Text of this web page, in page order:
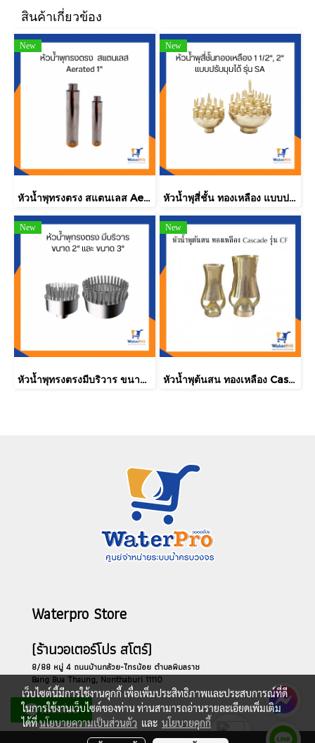
สินค้าเกี่ยวข้อง
New
หัวน้ำพุทรงตรง สแตนเลส Aerated 1"
New
หัวน้ำพุสี่ชั้น ทองเหลือง แบบปรับมุมได้ รุ่น SA
New
หัวน้ำพุทรงตรงมีบริวาร ขนาด 2 นิ้ว เเละขนาด 3 นิ้ว (น้ำออกแบบทรงสาน)
New
หัวน้ำพุต้นสน ทองเหลือง Cascade รุ่น CF
Waterpro Store
(ร้านวอเตอร์โปร สโตร์)
8/88 หมู่ 4 ถนนบ้านกล้วย-ไทรน้อย ตำบลพิมลราช
Bang Bua Thaung, Nonthaburi 11110
เว็บไซต์นี้มีการใช้งานคุกกี้ เพื่อเพิ่มประสิทธิภาพและประสบการณ์ที่ดี
ในการใช้งานเว็บไซต์ของท่าน ท่านสามารถอ่านรายละเอียดเพิ่มเติม
ได้ที่นโยบายความเป็นส่วนตัว และ นโยบายคุกกี้